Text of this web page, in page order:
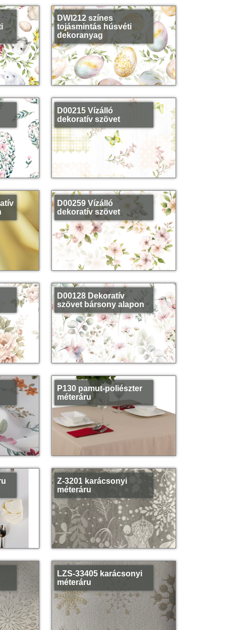
DWI212 színes
tojásmintás húsvéti
dekoranyag
D00215 Vízálló
dekoratív szövet
D00259 Vízálló
dekoratív szövet
D00128 Dekoratív
szövet bársony alapon
P130 pamut-poliészter
méteráru
Z-3201 karácsonyi
méteráru
LZS-33405 karácsonyi
méteráru